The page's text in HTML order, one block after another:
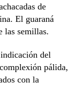
de
El guaraná
las semillas.
del
pálida,
con la